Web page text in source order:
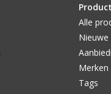
Alle
Merken
Tags